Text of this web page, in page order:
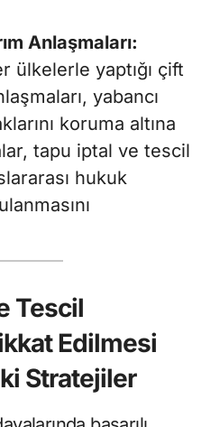
Anlaşmaları:
ülkelerle yaptığı çift
yabancı
koruma altına
tapu iptal ve tescil
hukuk
Tescil
Edilmesi
Stratejiler